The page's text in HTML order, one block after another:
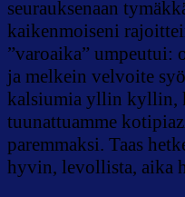
seurauksenaan
kaikenmoiseni
”varoaika”
ja melkein velvoite
kalsiumia yllin kyllin,
tuunattuamme
paremmaksi. Taas
hyvin, levollista, aika